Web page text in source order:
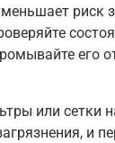
риск
его
или сетки
и